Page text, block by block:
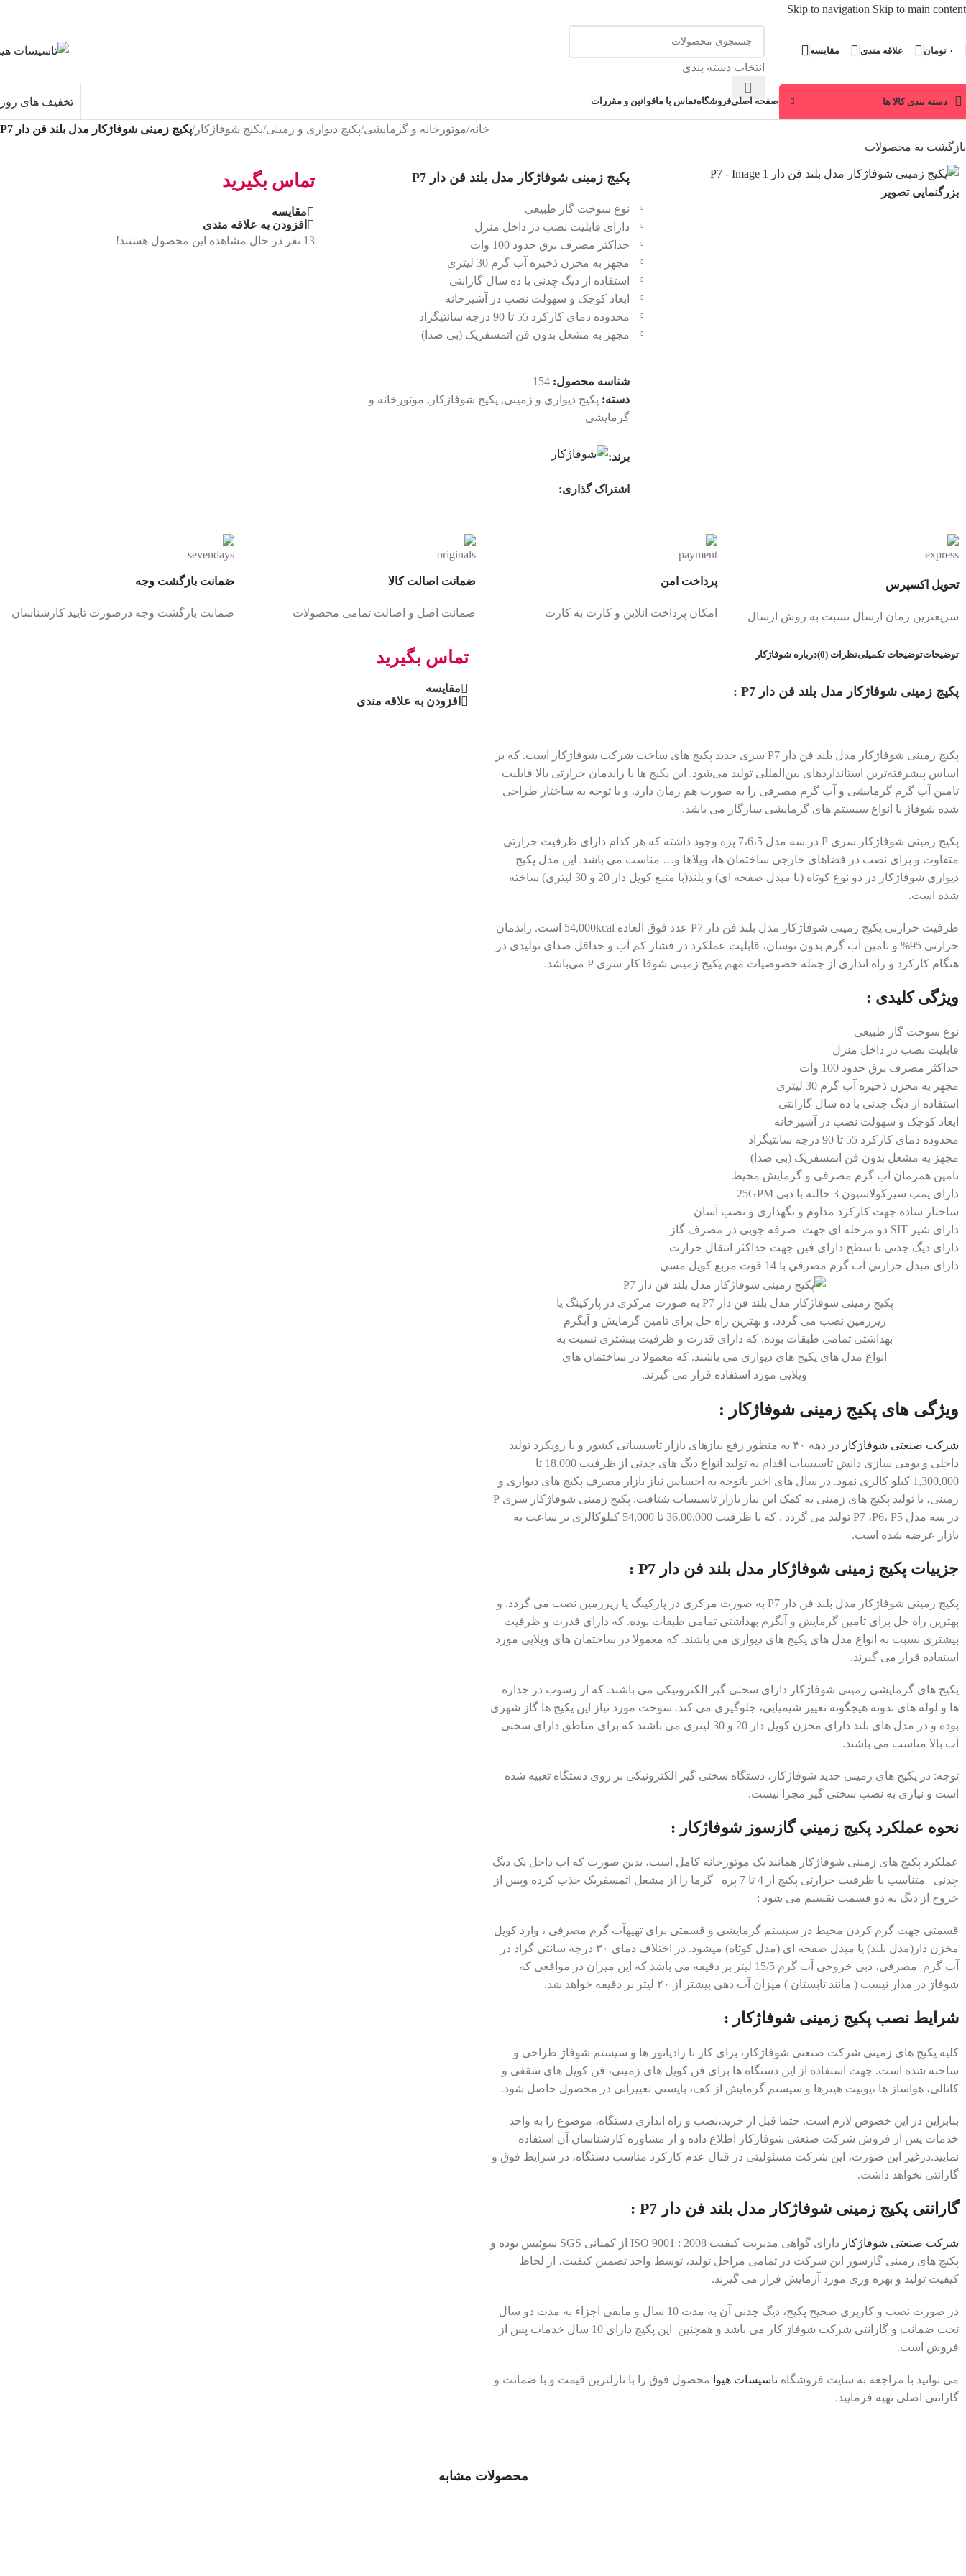
Skip to navigation Skip to main content
۰ تومان علاقه مندی مقایسه
انتخاب دسته بندی
دسته بندی کالا ها صفحه اصلیفروشگاهتماس با ماقوانین و مقررات تخفیف های روز
خانه/موتورخانه و گرمایشی/پکیج دیواری و زمینی/پکیج شوفاژکار/پکيج زمينی شوفاژکار مدل بلند فن دار P7
بازگشت به محصولات
بزرگنمایی تصویر
پکيج زمينی شوفاژکار مدل بلند فن دار P7
نوع سوخت گاز طبیعی
دارای قابلیت نصب در داخل منزل
حداكثر مصرف برق حدود 100 وات
مجهز به مخزن ذخيره آب گرم 30 لیتری
استفاده از دیگ چدنی با ده سال گارانتی
ابعاد کوچک و سهولت نصب در آشپزخانه
محدوده دمای کارکرد 55 تا 90 درجه سانتیگراد
مجهز به مشعل بدون فن اتمسفريک (بی صدا)
شناسه محصول: 154
دسته: پکیج دیواری و زمینی, پکیج شوفاژکار , موتورخانه و
گرمایشی
برند:
اشتراک گذاری:
تماس بگیرید
مقایسه
افزودن به علاقه مندی
13 نفر در حال مشاهده این محصول هستند!
تحویل اکسپرس
سریعترین زمان ارسال نسبت به روش ارسال
پرداخت امن
امکان پرداخت انلاین و کارت به کارت
ضمانت اصالت کالا
ضمانت اصل و اصالت تمامی محصولات
ضمانت بازگشت وجه
ضمانت بازگشت وجه درصورت تایید کارشناسان
توضیحاتتوضیحات تکمیلینظرات (0) درباره شوفاژکار
پکيج زمينی شوفاژکار مدل بلند فن دار P7 :
پکيج زمينی شوفاژکار مدل بلند فن دار P7 سری جدید پکیج های ساخت شرکت شوفاژکار است. که بر
اساس پیشرفته‌ترین استانداردهای بین‌المللی تولید می‌شود. این پکیج ها با راندمان حرارتی بالا قابلیت
تامین آب گرم گرمایشی و آب گرم مصرفی را به صورت هم زمان دارد. و با توجه به ساختار طراحی
شده شوفاژ با انواع سیستم های گرمایشی سازگار می باشد.
پکیج زمینی شوفاژکار سری P در سه مدل 7،6،5 پره وجود داشته که هر کدام دارای ظرفیت حرارتی
متفاوت و برای نصب در فضاهای خارجی ساختمان ها، ویلاها و… مناسب می باشد. این مدل پکیج
دیواری شوفاژکار در دو نوع کوتاه (با مبدل صفحه ای) و بلند(با منبع کویل دار 20 و 30 لیتری) ساخته
شده است.
ظرفیت حرارتی پکيج زمينی شوفاژکار مدل بلند فن دار P7 عدد فوق العاده 54,000kcal است. راندمان
حرارتی 95% و تامین آب گرم بدون نوسان، قابلیت عملکرد در فشار کم آب و حداقل صدای تولیدی در
هنگام کارکرد و راه اندازی از جمله خصوصیات مهم پکیج زمینی شوفا کار سری P می‌باشد.
ویژگی کلیدی :
نوع سوخت گاز طبیعی
قابلیت نصب در داخل منزل
حداكثر مصرف برق حدود 100 وات
مجهز به مخزن ذخيره آب گرم 30 لیتری
استفاده از دیگ چدنی با ده سال گارانتی
ابعاد کوچک و سهولت نصب در آشپزخانه
محدوده دمای کارکرد 55 تا 90 درجه سانتیگراد
مجهز به مشعل بدون فن اتمسفريک (بی صدا)
تامین همزمان آب گرم مصرفی و گرمایش محیط
دارای پمپ سيركولاسيون 3 حالته با دبی 25GPM
ساختار ساده جهت کارکرد مداوم و نگهداری و نصب آسان
دارای شیر SIT دو مرحله ای جهت صرفه جویی در مصرف گاز
دارای دیگ چدنی با سطح دارای فین جهت حداکثر انتقال حرارت
دارای مبدل حرارتي آب گرم مصرفي با 14 فوت مربع كويل مسي
پکيج زمينی شوفاژکار مدل بلند فن دار P7 به صورت مرکزی در پارکینگ یا
زیرزمین نصب می گردد. و بهترین راه حل برای تامین گرمایش و آبگرم
بهداشتی تمامی طبقات بوده. که دارای قدرت و ظرفیت بیشتری نسبت به
انواع مدل های پکیج های دیواری می باشند. که معمولا در ساختمان های
ویلایی مورد استفاده قرار می گیرند.
ویژگی های پکیج زمینی شوفاژکار :
شرکت صنعتی شوفاژکار
در دهه ۴۰ به منظور رفع نیازهای بازار تاسیساتی کشور و با رویکرد تولید
داخلی و بومی سازی دانش تاسیسات اقدام به تولید انواع دیگ های چدنی از ظرفیت 18,000 تا
1,300,000 کیلو کالری نمود. در سال های اخیر باتوجه به احساس نیاز بازار مصرف پکیج های دیواری و
زمینی، با تولید پکیج های زمینی به کمک این نیاز بازار تاسیسات شتافت. پکیج زمینی شوفاژکار سری P
در سه مدل P7 ،P6، P5 تولید می گردد . که با ظرفیت 36.00,000 تا 54,000 کیلوکالری بر ساعت به
بازار عرضه شده است.
جزییات پکيج زمينی شوفاژکار مدل بلند فن دار P7 :
پکيج زمينی شوفاژکار مدل بلند فن دار P7 به صورت مرکزی در پارکینگ یا زیرزمین نصب می گردد. و
بهترین راه حل برای تامین گرمایش و آبگرم بهداشتی تمامی طبقات بوده. که دارای قدرت و ظرفیت
بیشتری نسبت به انواع مدل های پکیج های دیواری می باشند. که معمولا در ساختمان های ویلایی مورد
استفاده قرار می گیرند.
پکیج های گرمایشی زمینی شوفاژکار دارای سختی گیر الکترونیکی می باشند. که از رسوب در جداره
ها و لوله های بدونه هیچگونه تغییر شیمیایی، جلوگیری می کند. سوخت مورد نیاز این پکیج ها گاز شهری
بوده و در مدل های بلند دارای مخزن کویل دار 20 و 30 لیتری می باشند که برای مناطق دارای سختی
آب بالا مناسب می باشند.
توجه: در پکیج های زمینی جدید شوفاژکار، دستگاه سختی گیر الکترونیکی بر روی دستگاه تعبیه شده
است و نیازی به نصب سختی گیر مجزا نیست.
نحوه عملکرد پکيج زميني گازسوز شوفاژکار :
عملکرد پکیج های زمینی شوفاژکار همانند یک موتورخانه کامل است، بدین صورت که اب داخل یک دیگ
چدنی _متناسب با ظرفیت حرارتی پکیج از 4 تا 7 پره_ گرما را از مشعل اتمسفریک جذب کرده وپس از
خروج از دیگ به دو قسمت تقسیم می شود :
قسمتی جهت گرم کردن محیط در سیستم گرمایشی و قسمتی برای تهیهآب گرم مصرفی ، وارد کویل
مخزن دار(مدل بلند) یا مبدل صفحه ای (مدل کوتاه) میشود. در اختلاف دمای ۳۰ درجه سانتی گراد در
آب گرم مصرفی، دبی خروجی آب گرم 15/5 لیتر بر دقیقه می باشد که این میزان در مواقعی که
شوفاژ در مدار نیست ( مانند تابستان ) میزان آب دهی بیشتر از ۲۰ لیتر بر دقیقه خواهد شد.
شرایط نصب پکیج زمینی شوفاژکار :
کلیه پکیچ های زمینی شرکت صنعتی شوفاژکار، برای کار با رادیاتور ها و سیستم شوفاژ طراحی و
ساخته شده است. جهت استفاده از این دستگاه ها برای فن کویل های زمینی، فن کویل های سقفی و
کانالی، هواساز ها ،یونیت هیترها و سیستم گرمایش از کف، بایستی تغییراتی در محصول حاصل شود.
بنابراین در این خصوص لازم است. حتما قبل از خرید،نصب و راه اندازی دستگاه، موضوع را به واحد
خدمات پس از فروش شرکت صنعتی شوفاژکار اطلاع داده و از مشاوره کارشناسان آن استفاده
نمایید.درغیر این صورت، این شرکت مسئولیتی در قبال عدم کارکرد مناسب دستگاه، در شرایط فوق و
گارانتی نخواهد داشت.
گارانتی پکيج زمينی شوفاژکار مدل بلند فن دار P7 :
شرکت صنعتی شوفاژکار
دارای گواهی مدیریت کیفیت ISO 9001 : 2008 از کمپانی SGS سوئیس بوده و
پکیج های زمینی گازسوز این شرکت در تمامی مراحل تولید، توسط واحد تضمین کیفیت، از لحاظ
کیفیت تولید و بهره وری مورد آزمایش قرار می گیرند.
در صورت نصب و کاربری صحیح پکیج، دیگ چدنی آن به مدت 10 سال و مابقی اجزاء به مدت دو سال
تحت ضمانت و گارانتی شرکت شوفاژ کار می باشد و همچنین این پکیج دارای 10 سال خدمات پس از
فروش است.
می توانید با مراجعه به سایت فروشگاه تاسیسات هیوا محصول فوق را با نازلترین قیمت و با ضمانت و
گارانتی اصلی تهیه فرمایید.
تماس بگیرید
مقایسه
افزودن به علاقه مندی
محصولات مشابه